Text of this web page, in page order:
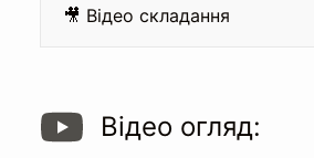
Кромка:
🎥 Відео складання
Відео огляд: